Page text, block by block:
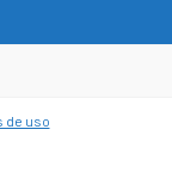
de uso